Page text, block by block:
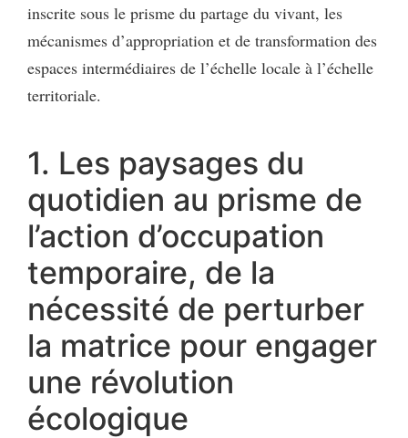
inscrite sous le prisme du partage du vivant, les
mécanismes d’appropriation et de transformation des
espaces intermédiaires de l’échelle locale à l’échelle
territoriale.
1. Les paysages du
quotidien au prisme de
l’action d’occupation
temporaire, de la
nécessité de perturber
la matrice pour engager
une révolution
écologique